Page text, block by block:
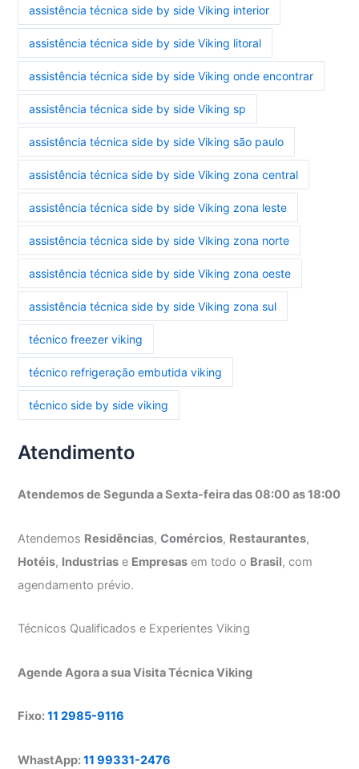
assistência técnica side by side Viking interior
assistência técnica side by side Viking litoral
assistência técnica side by side Viking onde encontrar
assistência técnica side by side Viking sp
assistência técnica side by side Viking são paulo
assistência técnica side by side Viking zona central
assistência técnica side by side Viking zona leste
assistência técnica side by side Viking zona norte
assistência técnica side by side Viking zona oeste
assistência técnica side by side Viking zona sul
técnico freezer viking
técnico refrigeração embutida viking
técnico side by side viking
Atendimento
Atendemos de Segunda a Sexta-feira das 08:00 as 18:00
Atendemos Residências,Comércios, Restaurantes,
Hotéis, Industrias e Empresas em todo o Brasil, com
agendamento prévio.
Técnicos Qualificados e Experientes Viking
Agende Agora a sua Visita Técnica Viking
Fixo:11 2985-9116
WhastApp:11 99331-2476